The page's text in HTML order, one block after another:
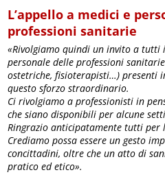
L’appello a medici e
professioni sanitarie
«Rivolgiamo quindi un invito a tutti
personale delle professioni
ostetriche, fisioterapisti…) presenti
questo sforzo straordinario.
Ci rivolgiamo a professionisti in
che siano disponibili per alcune
Ringrazio anticipatamente tutti per
Crediamo possa essere un gesto
concittadini, oltre che un atto di
pratico ed etico».